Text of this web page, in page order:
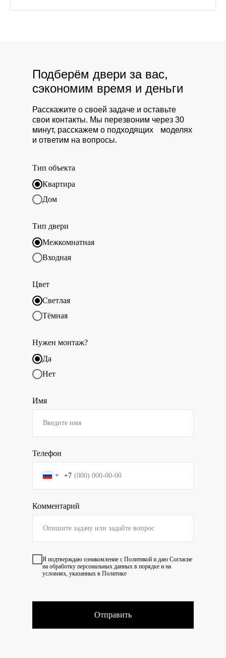
Тип объекта
Квартира
Дом
Тип двери
Межкомнатная
Входная
Цвет
Светлая
Тёмная
Нужен монтаж?
Да
Нет
Имя
Телефон
+7
Комментарий
Я подтверждаю ознакомление с Политикой и даю Согласие
на обработку персональных данных в порядке и на
условиях, указанных в Политике
Отправить
Расскажите о своей задаче и оставьте
свои контакты. Мы перезвоним через 30
минут, расскажем о подходящих моделях
и ответим на вопросы.
Подберём двери за вас,
сэкономим время и деньги